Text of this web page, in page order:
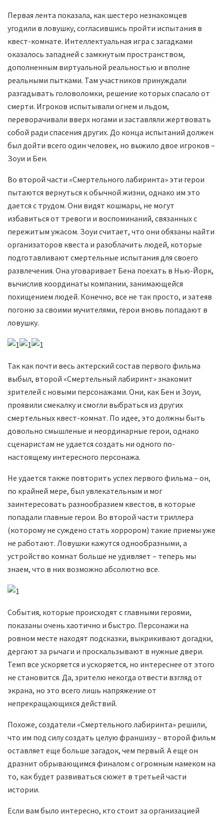
Первая лента показала, как шестеро незнакомцев
угодили в ловушку, согласившись пройти испытания в
квест-комнате. Интеллектуальная игра с загадками
оказалось западней с замкнутым пространством,
дополненным виртуальной реальностью и вполне
реальными пытками. Там участников принуждали
разгадывать головоломки, решение которых спасало от
смерти. Игроков испытывали огнем и льдом,
переворачивали вверх ногами и заставляли жертвовать
собой ради спасения других. До конца испытаний должен
был дойти всего один человек, но выжило двое игроков –
Зоуи и Бен.
Во второй части «Смертельного лабиринта» эти герои
пытаются вернуться к обычной жизни, однако им это
дается с трудом. Они видят кошмары, не могут
избавиться от тревоги и воспоминаний, связанных с
пережитым ужасом. Зоуи считает, что они обязаны найти
организаторов квеста и разоблачить людей, которые
подготавливают смертельные испытания для своего
развлечения. Она уговаривает Бена поехать в Нью-Йорк,
вычислив координаты компании, занимающейся
похищением людей. Конечно, все не так просто, и затеяв
погоню за своими мучителями, герои вновь попадают в
ловушку.
Так как почти весь актерский состав первого фильма
выбыл, второй «Смертельный лабиринт» знакомит
зрителей с новыми персонажами. Они, как Бен и Зоуи,
проявили смекалку и смогли выбраться из других
смертельных квест-комнат. По идее, это должны быть
довольно смышленые и неординарные герои, однако
сценаристам не удается создать ни одного по-
настоящему интересного персонажа.
Не удается также повторить успех первого фильма – он,
по крайней мере, был увлекательным и мог
заинтересовать разнообразием квестов, в которые
попадали главные герои. Во второй части триллера
(которому не суждено стать хоррором) такие приемы уже
не работают. Ловушки кажутся однообразными, а
устройство комнат больше не удивляет – теперь мы
знаем, что в них возможно абсолютно все.
События, которые происходят с главными героями,
показаны очень хаотично и быстро. Персонажи на
ровном месте находят подсказки, выкрикивают догадки,
дергают за рычаги и проскальзывают в нужные двери.
Темп все ускоряется и ускоряется, но интереснее от этого
не становится. Да, зрителю некогда отвести взгляд от
экрана, но это всего лишь напряжение от
непрекращающихся действий.
Похоже, создатели «Смертельного лабиринта» решили,
что им под силу создать целую франшизу – второй фильм
оставляет еще больше загадок, чем первый. А еще он
дразнит обрывающимся финалом с огромным намеком на
то, как будет развиваться сюжет в третьей части
истории.
Если вам было интересно, кто стоит за организацией